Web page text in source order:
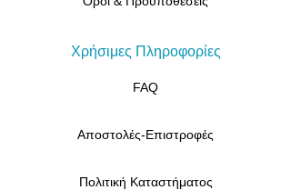
Χρήσιμες Πληροφορίες
FAQ
Αποστολές-Επιστροφές
Πολιτική Καταστήματος